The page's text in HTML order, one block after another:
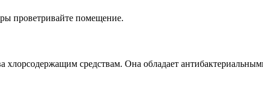
проветривайте помещение.
хлорсодержащим средствам. Она обладает